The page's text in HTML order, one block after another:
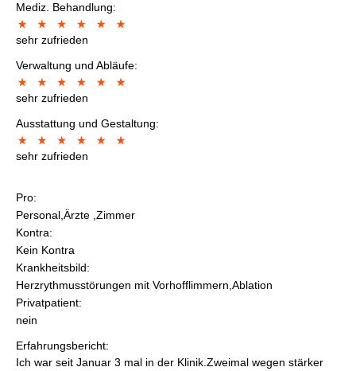
Mediz. Behandlung:
sehr zufrieden
Verwaltung und Abläufe:
sehr zufrieden
Ausstattung und Gestaltung:
sehr zufrieden
Pro:
Personal,Ärzte ,Zimmer
Kontra:
Kein Kontra
Krankheitsbild:
Herzrythmusstörungen mit Vorhofflimmern,Ablation
Privatpatient:
nein
Erfahrungsbericht:
Ich war seit Januar 3 mal in der Klinik.Zweimal wegen stärker